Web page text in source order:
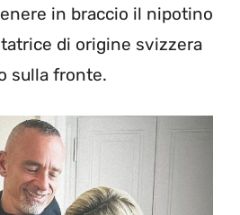
in braccio il nipotino
di origine svizzera
sulla fronte.